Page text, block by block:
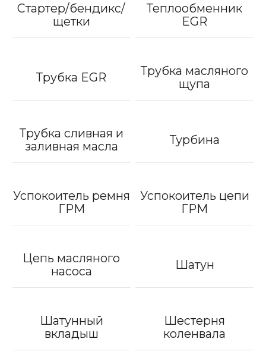
Стартер/бендикс/
щетки
Теплообменник
EGR
Трубка EGR
Трубка масляного
щупа
Трубка сливная и
заливная масла
Турбина
Успокоитель ремня
ГРМ
Успокоитель цепи
ГРМ
Цепь масляного
насоса
Шатун
Шатунный
вкладыш
Шестерня
коленвала